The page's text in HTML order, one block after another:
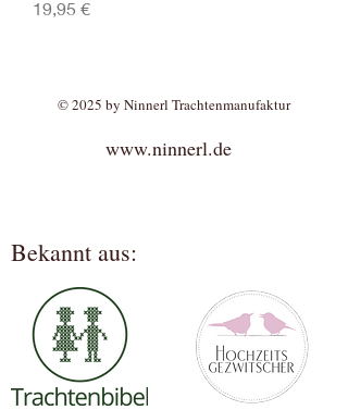
Preis
19,95 €
© 2025 by Ninnerl Trachtenmanufaktur
www.ninnerl.de
Bekannt aus: